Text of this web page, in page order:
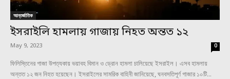
আন্তর্জাতিক
ইসরাইলি হামলায় গাজায় নিহত অন্তত ১২
May 9, 2023 0
ফিলিস্তিনের গাজা উপত্যকায় ভয়াবহ বিমান ও ড্রোন হামলা চালিয়েছে ইসরাইল। এসব হামলায়
অন্তত ১২ জন নিহত হয়েছেন। ইসরাইলের সামরিক বাহিনী জানিয়েছে, ঘনবসতিপূর্ণ গাজার ১০টি...